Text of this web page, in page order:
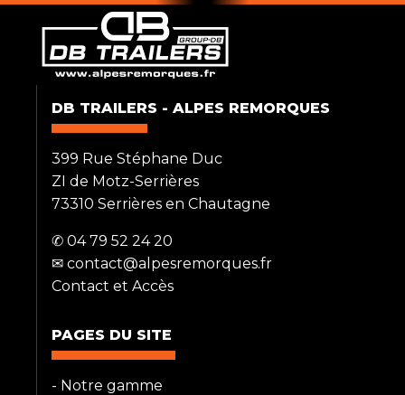
DB TRAILERS - ALPES REMORQUES
399 Rue Stéphane Duc
ZI de Motz-Serrières
73310 Serrières en Chautagne
✆ 04 79 52 24 20
✉ contact@alpesremorques.fr
Contact et Accès
PAGES DU SITE
- Notre gamme